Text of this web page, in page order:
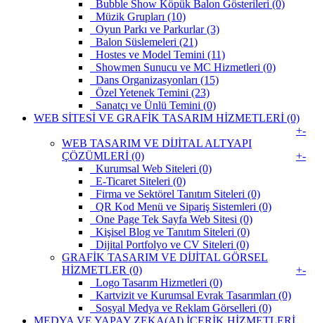
Bubble Show Köpük Balon Gösterileri (0)
Müzik Grupları (10)
Oyun Parkı ve Parkurlar (3)
Balon Süslemeleri (21)
Hostes ve Model Temini (11)
Showmen Sunucu ve MC Hizmetleri (0)
Dans Organizasyonları (15)
Özel Yetenek Temini (23)
Sanatçı ve Ünlü Temini (0)
WEB SİTESİ VE GRAFİK TASARIM HİZMETLERİ (0)
+-
WEB TASARIM VE DİJİTAL ALTYAPI
ÇÖZÜMLERİ (0)
+-
Kurumsal Web Siteleri (0)
E-Ticaret Siteleri (0)
Firma ve Sektörel Tanıtım Siteleri (0)
QR Kod Menü ve Sipariş Sistemleri (0)
One Page Tek Sayfa Web Sitesi (0)
Kişisel Blog ve Tanıtım Siteleri (0)
Dijital Portfolyo ve CV Siteleri (0)
GRAFİK TASARIM VE DİJİTAL GÖRSEL
HİZMETLER (0)
+-
Logo Tasarım Hizmetleri (0)
Kartvizit ve Kurumsal Evrak Tasarımları (0)
Sosyal Medya ve Reklam Görselleri (0)
MEDYA VE YAPAY ZEKA(AI) İÇERİK HİZMETLERİ